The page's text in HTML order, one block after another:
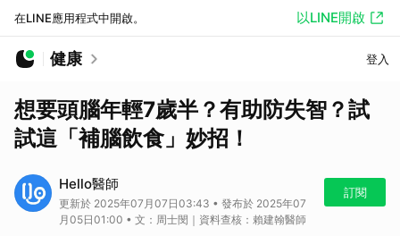
在LINE應用程式中開啟。 以LINE開啟
健康 登入
想要頭腦年輕7歲半？有助防失智？試
試這「補腦飲食」妙招！
Hello醫師
更新於 2025年07月07日03:43 • 發布於 2025年07
月05日01:00 • 文：周士閔｜資料查核：賴建翰醫師
訂閱